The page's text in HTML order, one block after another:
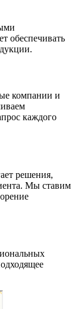
обеспечивать
компании и
каждого
решения,
Мы ставим